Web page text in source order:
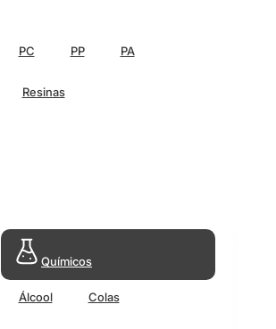
PC PP
PA
Resinas
Químicos
Álcool Colas